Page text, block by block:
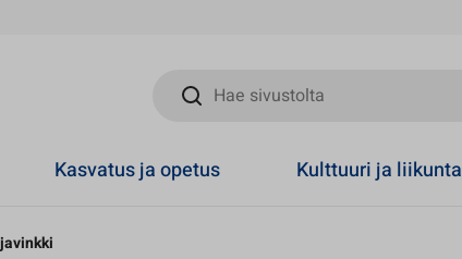
Hae sivustolta
Kasvatus ja opetus Kulttuuri ja liikunta